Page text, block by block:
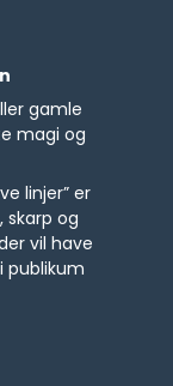
gamle
magi og
linjer” er
og
vil have
publikum